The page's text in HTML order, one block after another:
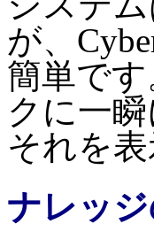
が、
簡単で
クに一
それを
ナレッ